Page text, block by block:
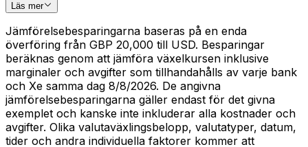
Läs mer
Jämförelsebesparingarna baseras på en enda
överföring från GBP 20,000 till USD. Besparingar
beräknas genom att jämföra växelkursen inklusive
marginaler och avgifter som tillhandahålls av varje bank
och Xe samma dag 8/8/2026. De angivna
jämförelsebesparingarna gäller endast för det givna
exemplet och kanske inte inkluderar alla kostnader och
avgifter. Olika valutaväxlingsbelopp, valutatyper, datum,
tider och andra individuella faktorer kommer att